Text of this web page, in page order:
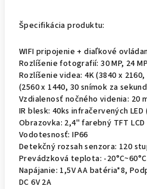
Špecifikácia produktu:
WIFI pripojenie + diaľkové
Rozlíšenie fotografií: 30 MP, 24
Rozlíšenie videa: 4K (3840 x
(2560 x 1440, 30 snímok za
Vzdialenosť nočného videnia: 20
IR blesk: 40ks infračervených LED
Obrazovka: 2,4" farebný TFT LCD
Vodotesnosť: IP66
Detekčný rozsah senzora: 120
Prevádzková teplota: -20°C~60°C
Napájanie: 1,5V AA batéria*8,
DC 6V 2A